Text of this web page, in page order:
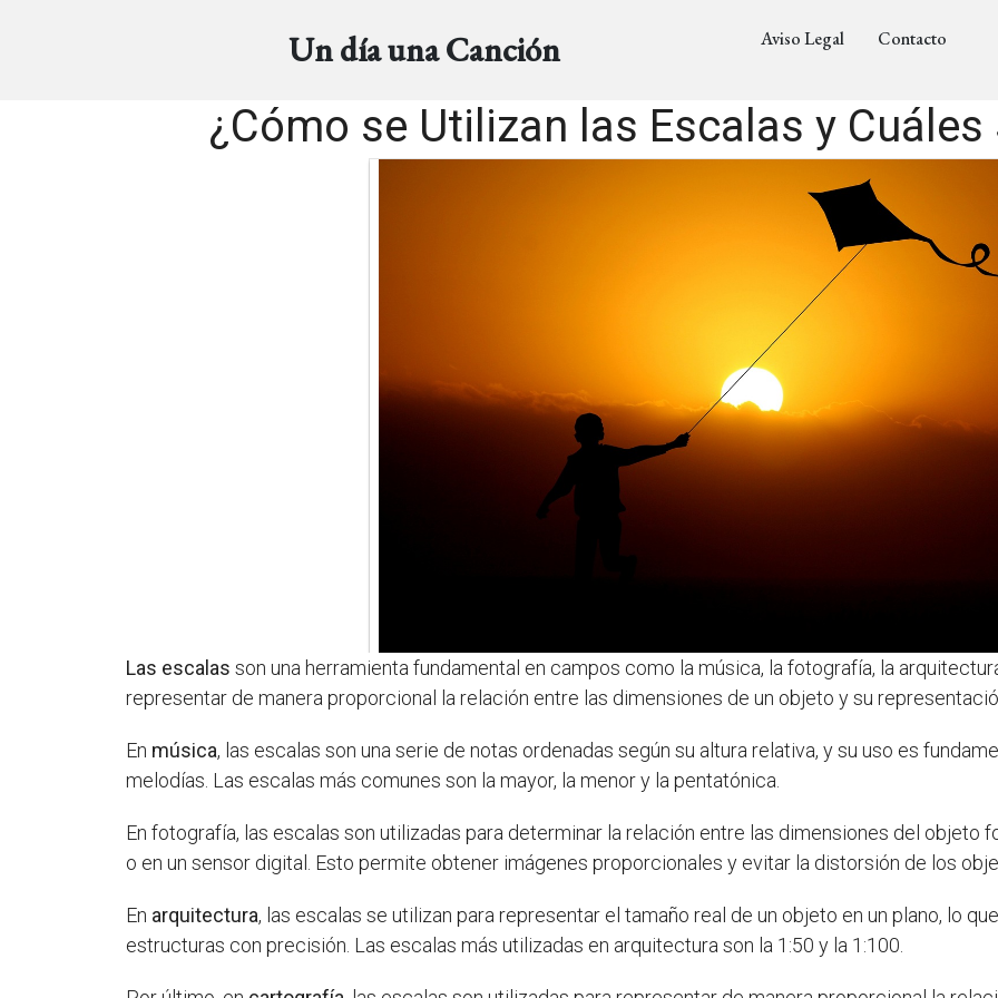
Un día una Canción Aviso Legal Contacto
¿Cómo se Utilizan las Escalas y
Las escalas son una herramienta fundamental en campos como la música, la fotografía, la
representar de manera proporcional la relación entre las dimensiones de un objeto y su
En música, las escalas son una serie de notas ordenadas según su altura relativa, y su uso es
melodías. Las escalas más comunes son la mayor, la menor y la pentatónica.
En fotografía, las escalas son utilizadas para determinar la relación entre las dimensiones del objeto
o en un sensor digital. Esto permite obtener imágenes proporcionales y evitar la distorsión de los
En arquitectura, las escalas se utilizan para representar el tamaño real de un objeto en un plano, lo
estructuras con precisión. Las escalas más utilizadas en arquitectura son la 1:50 y la 1:100.